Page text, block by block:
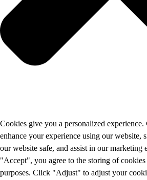
Cookies give you a personalized
enhance your experience using our website,
our website safe, and assist in our
"Accept", you agree to the storing of
purposes. Click "Adjust" to adjust your